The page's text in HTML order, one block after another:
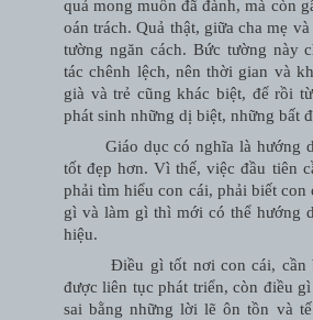
quả mong muốn đã đành, mà còn
oán trách. Quả thật, giữa cha mẹ
tường ngăn cách. Bức tường này
tác chênh lệch, nên thời gian và
già và trẻ cũng khác biệt, để rồi
phát sinh những dị biệt, những bất
Giáo dục có nghĩa là hướng
tốt đẹp hơn. Vì thế, việc đầu tiên
phải tìm hiểu con cái, phải biết
gì và làm gì thì mới có thể hướng
hiệu.
Điều gì tốt nơi con cái,
được liên tục phát triển, còn điều
sai bằng những lời lẽ ôn tồn và